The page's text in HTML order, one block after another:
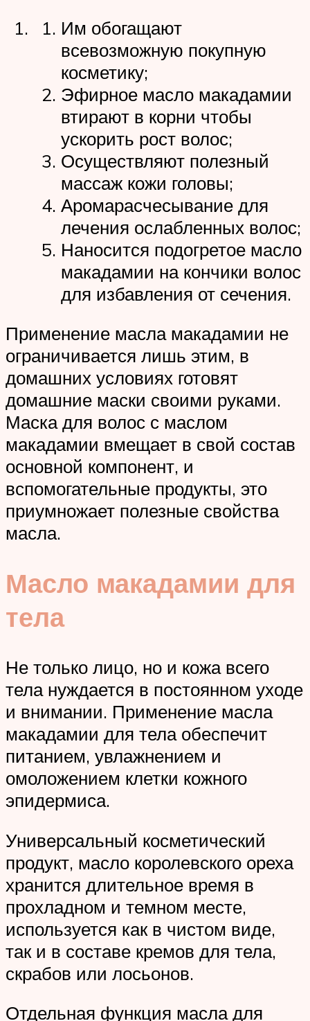
Им обогащают
всевозможную покупную
косметику;
Эфирное масло макадамии
втирают в корни чтобы
ускорить рост волос;
Осуществляют полезный
массаж кожи головы;
Аромарасчесывание для
лечения ослабленных волос;
Наносится подогретое масло
макадамии на кончики волос
для избавления от сечения.
Применение масла макадамии не
ограничивается лишь этим, в
домашних условиях готовят
домашние маски своими руками.
Маска для волос с маслом
макадамии вмещает в свой состав
основной компонент, и
вспомогательные продукты, это
приумножает полезные свойства
масла.
Масло макадамии для
тела
Не только лицо, но и кожа всего
тела нуждается в постоянном уходе
и внимании. Применение масла
макадамии для тела обеспечит
питанием, увлажнением и
омоложением клетки кожного
эпидермиса.
Универсальный косметический
продукт, масло королевского ореха
хранится длительное время в
прохладном и темном месте,
используется как в чистом виде,
так и в составе кремов для тела,
скрабов или лосьонов.
Отдельная функция масла для